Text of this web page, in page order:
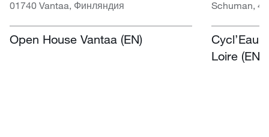
01740 Vantaa, Финляндия
Open House Vantaa (EN)
Schuman,
Cycl’Eau
Loire (EN)